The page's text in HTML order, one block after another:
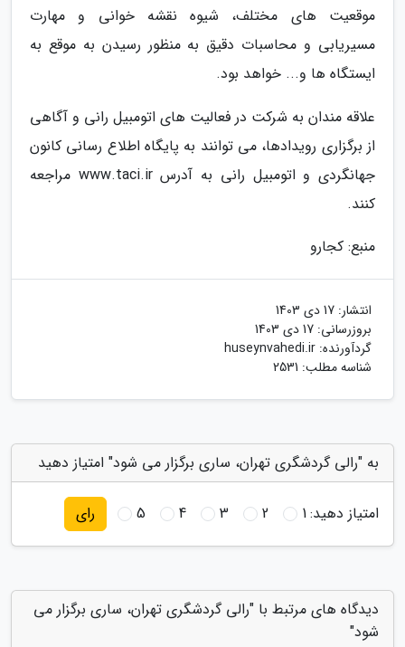
موقعیت های مختلف، شیوه نقشه خوانی و مهارت
مسیریابی و محاسبات دقیق به منظور رسیدن به موقع به
ایستگاه ها و... خواهد بود.
علاقه مندان به شرکت در فعالیت های اتومبیل رانی و آگاهی
از برگزاری رویدادها، می توانند به پایگاه اطلاع رسانی کانون
جهانگردی و اتومبیل رانی به آدرس www.taci.ir مراجعه
کنند.
منبع: کجارو
انتشار: 17 دی 1403
بروزرسانی: 17 دی 1403
گردآورنده: huseynvahedi.ir
شناسه مطلب: 2531
به "رالی گردشگری تهران، ساری برگزار می شود" امتیاز دهید
امتیاز دهید:1
2
3
4
5 رای
دیدگاه های مرتبط با "رالی گردشگری تهران، ساری برگزار می
شود"